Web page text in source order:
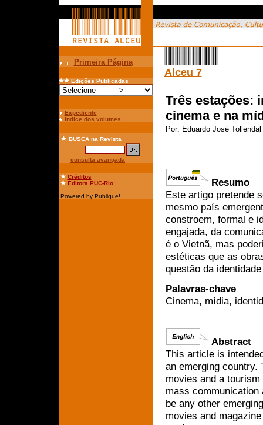
Primeira Página
Edições Publicadas
Expediente
Índice dos volumes
BUSCAna Revista
consulta avançada
Créditos
Editora PUC-Rio
Powered by Publique!
Alceu 7
Três estações:
cinema e na
Por: Eduardo José Tollendal
Resumo
Este artigo pretende
mesmo país
constroem, formal e
engajada, da
é o Vietnã, mas
estéticas que as
questão da
Palavras-chave
Cinema, mídia,
Abstract
This article is
an emerging country.
movies and a
mass
be any other
movies and